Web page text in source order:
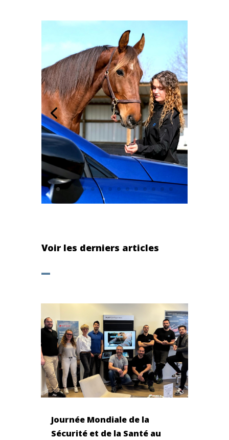
Voir les derniers articles
Journée Mondiale de la
Sécurité et de la Santé au